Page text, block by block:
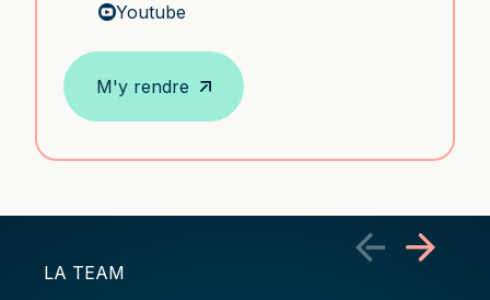
Youtube
M'y rendre
LA TEAM